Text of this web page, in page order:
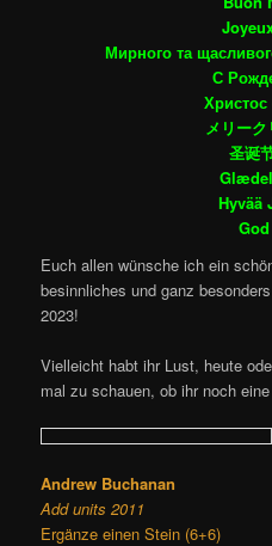
Мирного та
С
メリー
圣诞
Hyvää
Euch allen wünsche ich ein
besinnliches und ganz
2023!
Vielleicht habt ihr Lust, heute
mal zu schauen, ob ihr noch
Andrew Buchanan
Add units 2011
Ergänze einen Stein (6+6)